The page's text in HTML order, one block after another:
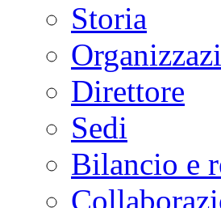
Storia
Direttore
Sedi
Bilancio e